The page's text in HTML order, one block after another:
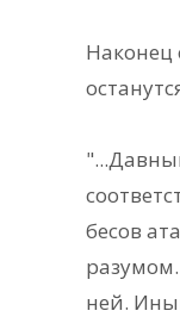
Наконец
бесов
ней.